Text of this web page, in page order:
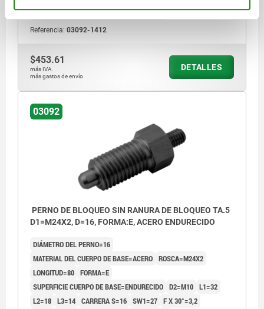
FUERZA DEL MUELLE FINAL F2 APROX. N=39
Referencia: 03092-1412
$453.61
más IVA.
más gastos de envío
DETALLES
03092
PERNO DE BLOQUEO SIN RANURA DE BLOQUEO TA.5
D1=M24X2, D=16, FORMA:E, ACERO ENDURECIDO
DIÁMETRO DEL PERNO=16
MATERIAL DEL CUERPO DE BASE=ACERO ROSCA=M24X2
LONGITUD=80 FORMA=E
SUPERFICIE CUERPO DE BASE=ENDURECIDO D2=M10 L1=32
L2=18 L3=14 CARRERA S=16 SW1=27 F X 30°=3,2